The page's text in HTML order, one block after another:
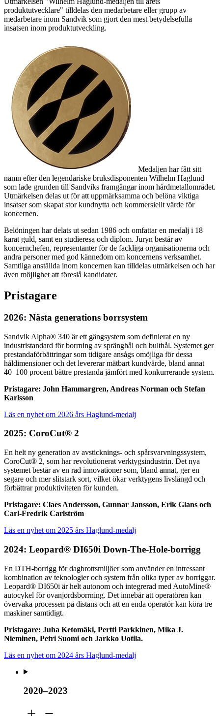
produktutvecklare" tilldelas den medarbetare eller grupp av
medarbetare inom Sandvik som gjort den mest betydelsefulla
insatsen inom produktutveckling.
Medaljen har fått sitt
namn efter den legendariske bruksdisponenten Wilhelm Haglund
som lade grunden till Sandviks framgångar inom hårdmetallområdet.
Utmärkelsen delas ut för att uppmärksamma och belöna viktiga
insatser som skapat stor kundnytta och kommersiellt värde för
koncernen.
Belöningen har delats ut sedan 1986 och omfattar en medalj i 18
karat guld, samt en studieresa och diplom. Juryn består av
koncernchefen, representanter för de fackliga organisationerna och
andra personer med god kännedom om koncernens verksamhet.
Samtliga anställda inom koncernen kan tilldelas utmärkelsen och har
även möjlighet att föreslå kandidater.
Pristagare
2026: Nästa generations borrsystem
Sandvik Alpha® 340 är ett gängsystem som definierat en ny
industristandard för borrning av spränghål och bulthål. Systemet ger
prestandaförbättringar som tidigare ansågs omöjliga för dessa
håldimensioner och det levererar mätbart kundvärde, bland annat
40–100 procent bättre prestanda jämfört med konkurrerande system.
Pristagare: John Hammargren, Andreas Norman och Stefan
Karlsson
Läs en nyhet om 2026 års Haglund-medalj
2025: CoroCut® 2
En helt ny generation av avsticknings- och spårsvarvningssystem,
CoroCut® 2, som har revolutionerat verktygsindustrin. Det nya
systemet består av en rad innovationer som, bland annat, ger en
segare och mer slitstark sort, vilket ökar verktygens livslängd och
förbättrar produktiviteten för kunden.
Pristagare: Claes Andersson, Gunnar Jansson, Erik Glans och
Carl-Fredrik Carlström
Läs en nyhet om 2025 års Haglund-medalj
2024: Leopard® DI650i Down-The-Hole-borrigg
En DTH-borrigg för dagbrottsmiljöer som använder en intressant
kombination av teknologier och system från olika typer av borriggar.
Leopard® DI650i är helt autonom och integrerad med AutoMine®
autocykel för ovanjordsborrning. Det innebär att operatören kan
övervaka processen på distans och att en enda operatör kan köra tre
maskiner samtidigt.
Pristagare: Juha Ketomäki, Pertti Parkkinen, Mika J.
Nieminen, Petri Suomi och Jarkko Uotila.
Läs en nyhet om 2024 års Haglund-medalj
2020–2023